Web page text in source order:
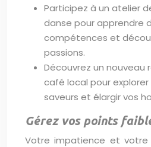
Participez à un atelier
danse pour apprendre
compétences et
passions.
Découvrez un nouveau
café local pour explorer
saveurs et élargir vos
Gérez vos points
Votre impatience et votre